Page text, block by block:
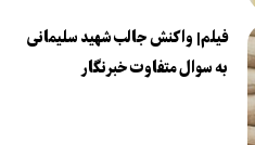
فیلم| واکنش جالب شهید سلیمانی
به سوال متفاوت خبرنگار